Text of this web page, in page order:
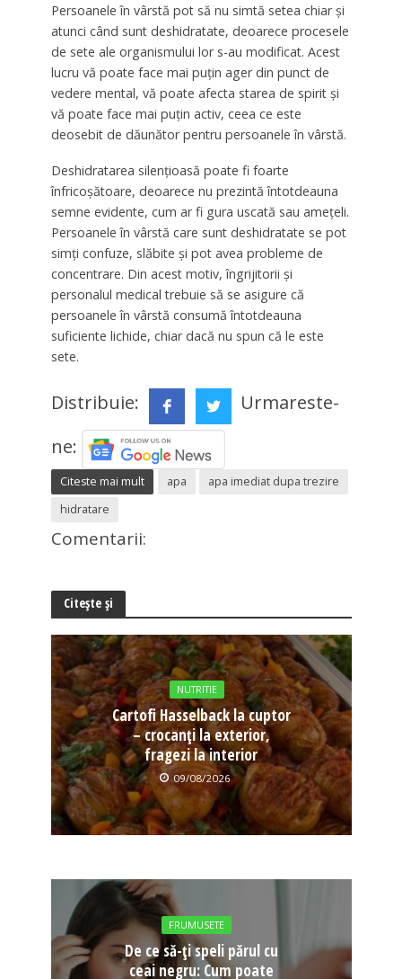
Persoanele în vârstă pot să nu simtă setea chiar și
atunci când sunt deshidratate, deoarece procesele
de sete ale organismului lor s-au modificat. Acest
lucru vă poate face mai puțin ager din punct de
vedere mental, vă poate afecta starea de spirit și
vă poate face mai puțin activ, ceea ce este
deosebit de dăunător pentru persoanele în vârstă.
Deshidratarea silențioasă poate fi foarte
înfricoșătoare, deoarece nu prezintă întotdeauna
semne evidente, cum ar fi gura uscată sau amețeli.
Persoanele în vârstă care sunt deshidratate se pot
simți confuze, slăbite și pot avea probleme de
concentrare. Din acest motiv, îngrijitorii și
personalul medical trebuie să se asigure că
persoanele în vârstă consumă întotdeauna
suficiente lichide, chiar dacă nu spun că le este
sete.
Distribuie:
Urmareste-
ne:
Citeste mai mult apa
apa imediat dupa trezire
hidratare
Comentarii:
Citește și
NUTRITIE
Cartofi Hasselback la cuptor
– crocanți la exterior,
fragezi la interior
09/08/2026
FRUMUSETE
De ce să-ți speli părul cu
ceai negru: Cum poate